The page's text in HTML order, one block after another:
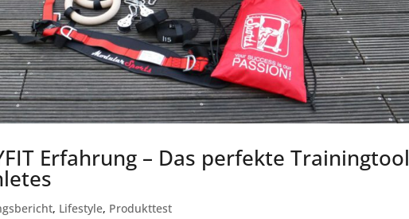
Erfahrung – Das perfekte Trainingtool
, Lifestyle, Produkttest